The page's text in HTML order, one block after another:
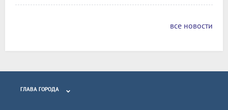
все новости
ГЛАВА ГОРОДА